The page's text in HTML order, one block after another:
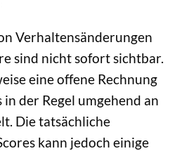
Verhaltensänderungen
sind nicht sofort sichtbar.
eine offene Rechnung
der Regel umgehend an
Die tatsächliche
kann jedoch einige